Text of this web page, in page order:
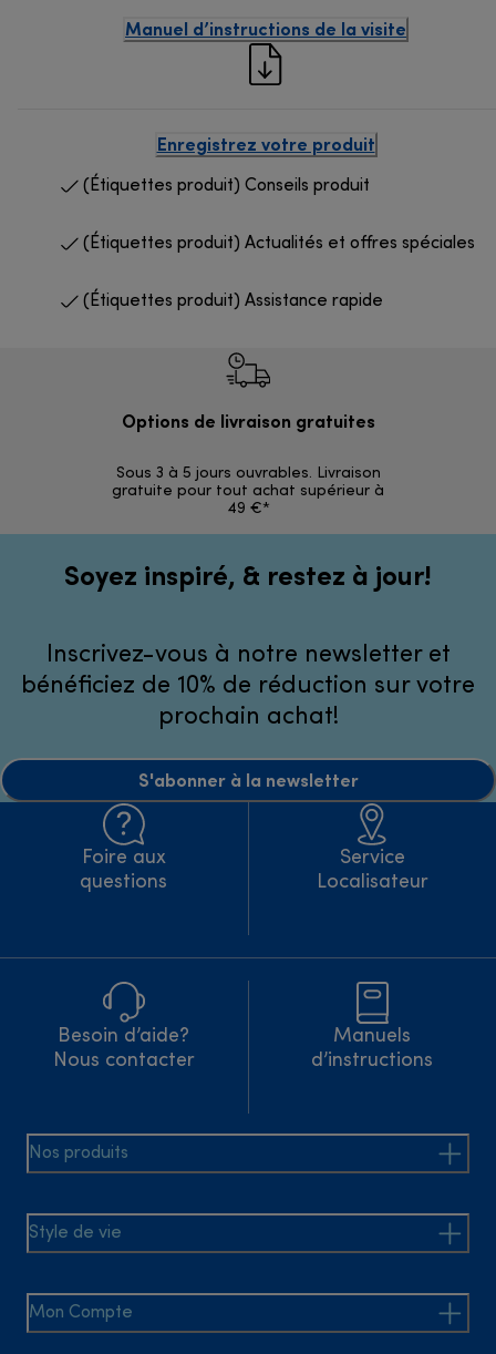
Manuel d’instructions de la visite
Enregistrez votre produit
(Étiquettes produit) Conseils produit
(Étiquettes produit) Actualités et offres spéciales
(Étiquettes produit) Assistance rapide
Options de livraison gratuites
Sous 3 à 5 jours ouvrables. Livraison
gratuite pour tout achat supérieur à
49 €*
Soyez inspiré, & restez à jour!
Inscrivez-vous à notre newsletter et
bénéficiez de 10% de réduction sur votre
prochain achat!
S'abonner à la newsletter
Foire aux
questions
Service
Localisateur
Besoin d’aide?
Nous contacter
Manuels
d’instructions
Nos produits
Style de vie
Mon Compte